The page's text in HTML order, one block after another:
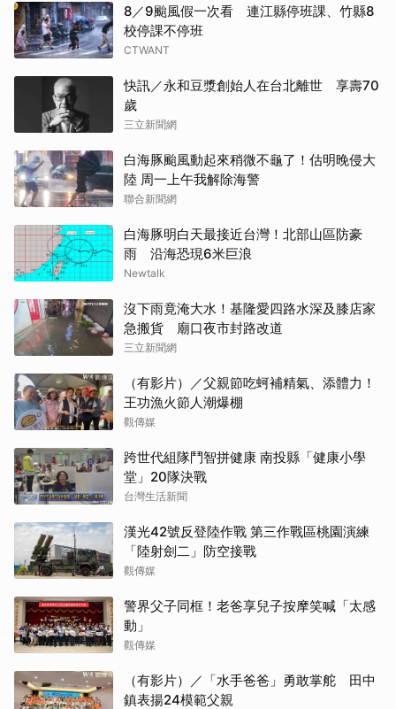
8／9颱風假一次看 連江縣停班課、竹縣8
校停課不停班
CTWANT
快訊／永和豆漿創始人在台北離世 享壽70
歲
三立新聞網
白海豚颱風動起來稍微不龜了！估明晚侵大
陸 周一上午我解除海警
聯合新聞網
白海豚明白天最接近台灣！北部山區防豪
雨 沿海恐現6米巨浪
Newtalk
沒下雨竟淹大水！基隆愛四路水深及膝店家
急搬貨 廟口夜市封路改道
三立新聞網
（有影片）／父親節吃蚵補精氣、添體力！
王功漁火節人潮爆棚
觀傳媒
跨世代組隊鬥智拼健康 南投縣「健康小學
堂」20隊決戰
台灣生活新聞
漢光42號反登陸作戰 第三作戰區桃園演練
「陸射劍二」防空接戰
觀傳媒
警界父子同框！老爸享兒子按摩笑喊「太感
動」
觀傳媒
（有影片）／「水手爸爸」勇敢掌舵 田中
鎮表揚24模範父親